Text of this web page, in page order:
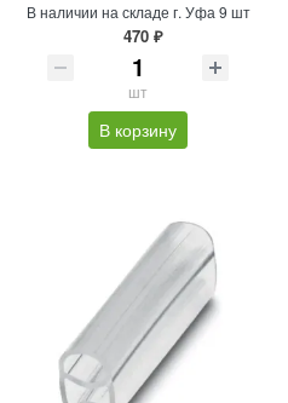
В наличии на складе г. Уфа 9 шт
470 ₽
шт
В корзину